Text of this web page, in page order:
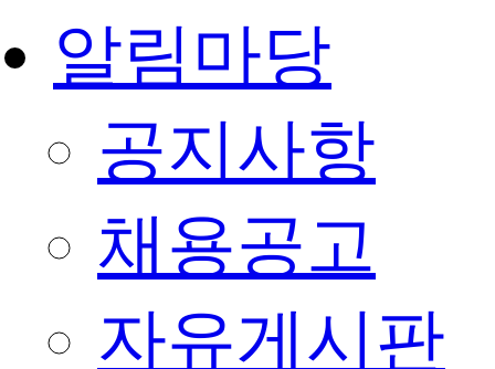
알림마당
공지사항
채용공고
자유게시판